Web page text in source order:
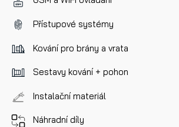
Přístupové systémy
Kování pro brány a vrata
Sestavy kování + pohon
Instalační materiál
Náhradní díly